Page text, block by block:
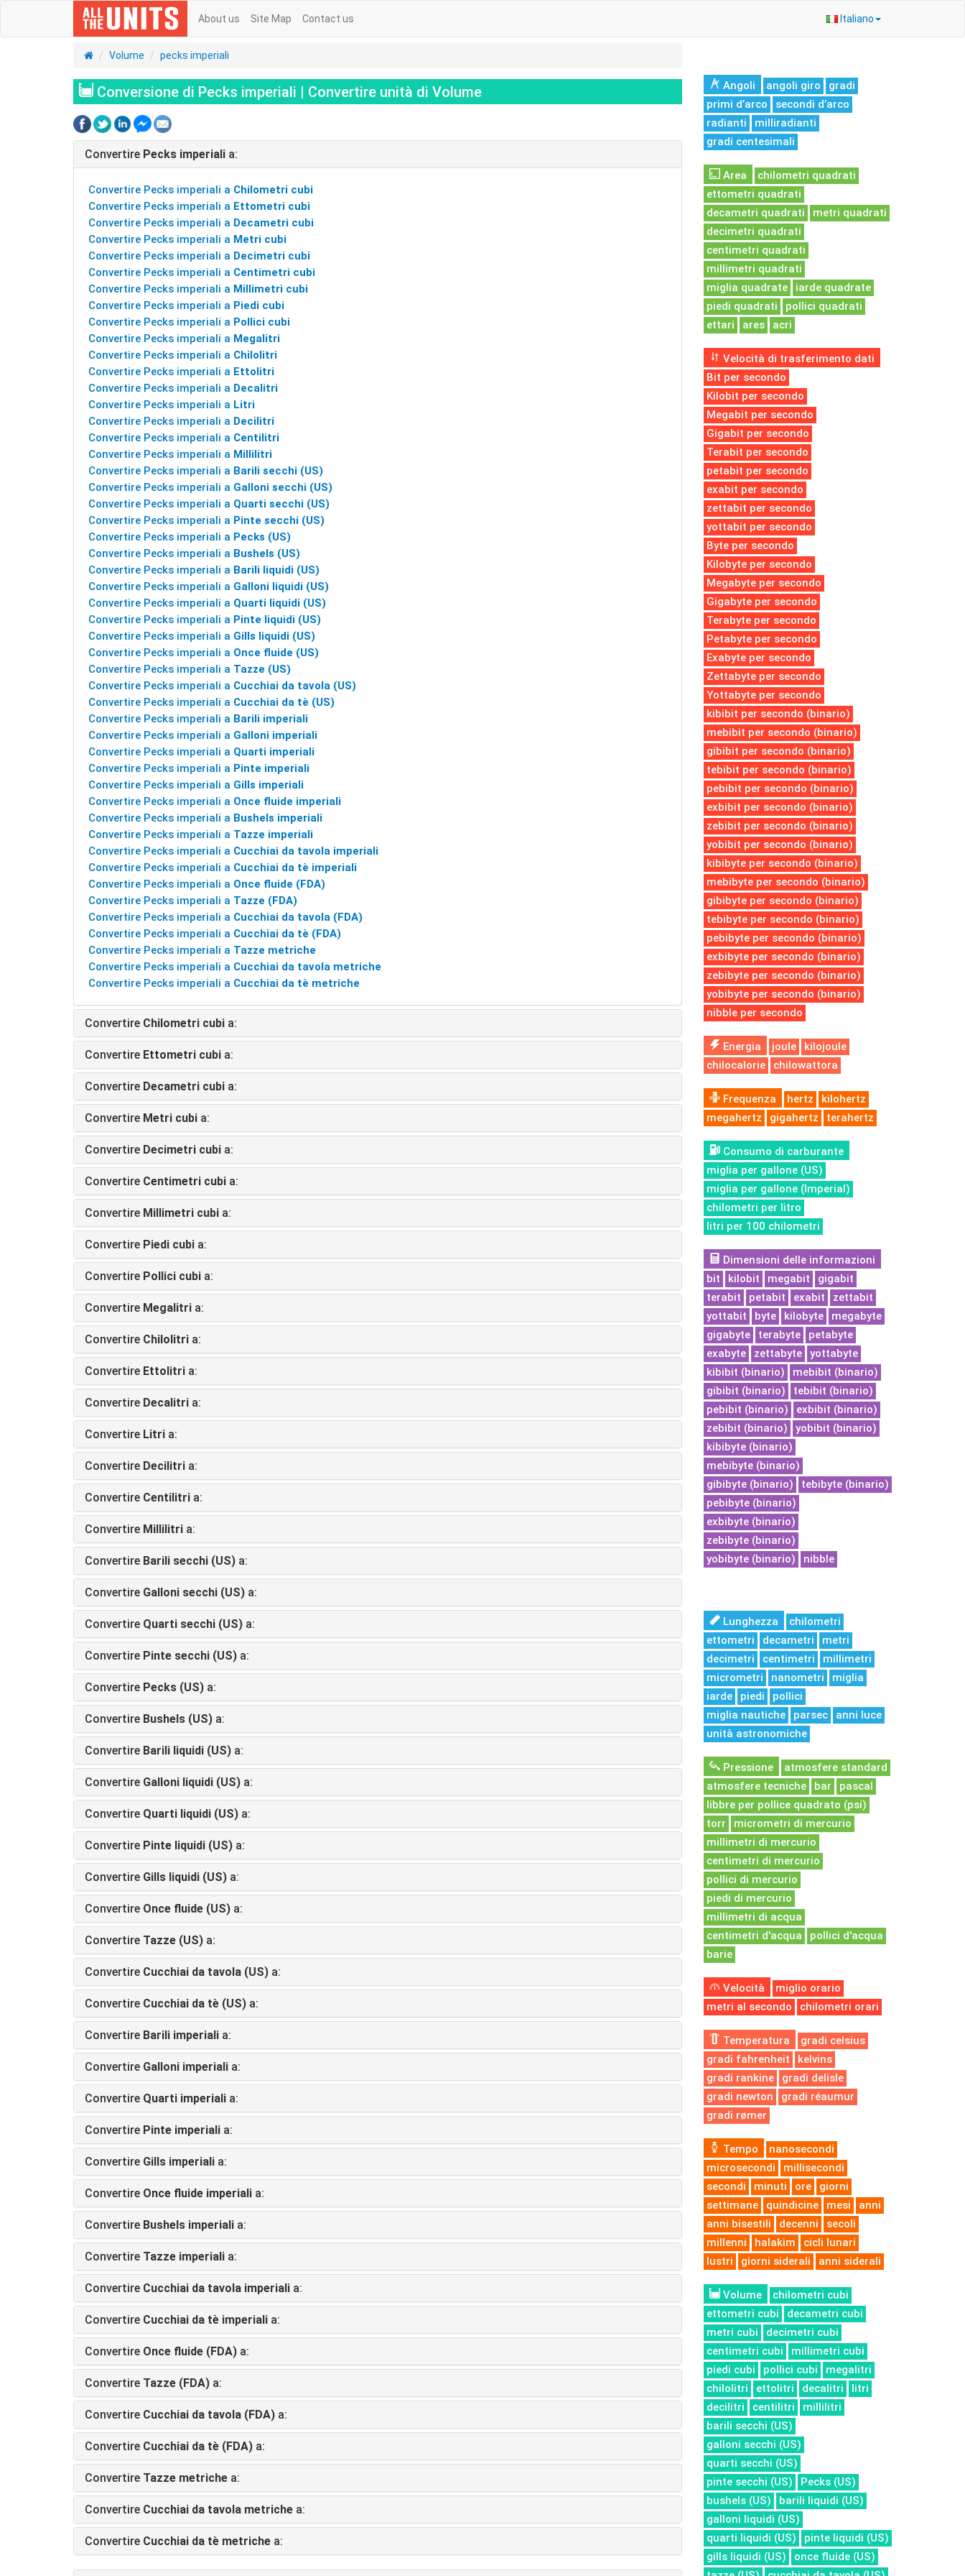
Italiano
About us Site Map Contact us
Volume pecks imperiali
Conversione di Pecks imperiali | Convertire unità di Volume
Convertire Pecks imperiali a:
Convertire Pecks imperiali a Chilometri cubi
Convertire Pecks imperiali a Ettometri cubi
Convertire Pecks imperiali a Decametri cubi
Convertire Pecks imperiali a Metri cubi
Convertire Pecks imperiali a Decimetri cubi
Convertire Pecks imperiali a Centimetri cubi
Convertire Pecks imperiali a Millimetri cubi
Convertire Pecks imperiali a Piedi cubi
Convertire Pecks imperiali a Pollici cubi
Convertire Pecks imperiali a Megalitri
Convertire Pecks imperiali a Chilolitri
Convertire Pecks imperiali a Ettolitri
Convertire Pecks imperiali a Decalitri
Convertire Pecks imperiali a Litri
Convertire Pecks imperiali a Decilitri
Convertire Pecks imperiali a Centilitri
Convertire Pecks imperiali a Millilitri
Convertire Pecks imperiali a Barili secchi (US)
Convertire Pecks imperiali a Galloni secchi (US)
Convertire Pecks imperiali a Quarti secchi (US)
Convertire Pecks imperiali a Pinte secchi (US)
Convertire Pecks imperiali a Pecks (US)
Convertire Pecks imperiali a Bushels (US)
Convertire Pecks imperiali a Barili liquidi (US)
Convertire Pecks imperiali a Galloni liquidi (US)
Convertire Pecks imperiali a Quarti liquidi (US)
Convertire Pecks imperiali a Pinte liquidi (US)
Convertire Pecks imperiali a Gills liquidi (US)
Convertire Pecks imperiali a Once fluide (US)
Convertire Pecks imperiali a Tazze (US)
Convertire Pecks imperiali a Cucchiai da tavola (US)
Convertire Pecks imperiali a Cucchiai da tè (US)
Convertire Pecks imperiali a Barili imperiali
Convertire Pecks imperiali a Galloni imperiali
Convertire Pecks imperiali a Quarti imperiali
Convertire Pecks imperiali a Pinte imperiali
Convertire Pecks imperiali a Gills imperiali
Convertire Pecks imperiali a Once fluide imperiali
Convertire Pecks imperiali a Bushels imperiali
Convertire Pecks imperiali a Tazze imperiali
Convertire Pecks imperiali a Cucchiai da tavola imperiali
Convertire Pecks imperiali a Cucchiai da tè imperiali
Convertire Pecks imperiali a Once fluide (FDA)
Convertire Pecks imperiali a Tazze (FDA)
Convertire Pecks imperiali a Cucchiai da tavola (FDA)
Convertire Pecks imperiali a Cucchiai da tè (FDA)
Convertire Pecks imperiali a Tazze metriche
Convertire Pecks imperiali a Cucchiai da tavola metriche
Convertire Pecks imperiali a Cucchiai da tè metriche
Convertire Chilometri cubi a:
Convertire Ettometri cubi a:
Convertire Decametri cubi a:
Convertire Metri cubi a:
Convertire Decimetri cubi a:
Convertire Centimetri cubi a:
Convertire Millimetri cubi a:
Convertire Piedi cubi a:
Convertire Pollici cubi a:
Convertire Megalitri a:
Convertire Chilolitri a:
Convertire Ettolitri a:
Convertire Decalitri a:
Convertire Litri a:
Convertire Decilitri a:
Convertire Centilitri a:
Convertire Millilitri a:
Convertire Barili secchi (US) a:
Convertire Galloni secchi (US) a:
Convertire Quarti secchi (US) a:
Convertire Pinte secchi (US) a:
Convertire Pecks (US) a:
Convertire Bushels (US) a:
Convertire Barili liquidi (US) a:
Convertire Galloni liquidi (US) a:
Convertire Quarti liquidi (US) a:
Convertire Pinte liquidi (US) a:
Convertire Gills liquidi (US) a:
Convertire Once fluide (US) a:
Convertire Tazze (US) a:
Convertire Cucchiai da tavola (US) a:
Convertire Cucchiai da tè (US) a:
Convertire Barili imperiali a:
Convertire Galloni imperiali a:
Convertire Quarti imperiali a:
Convertire Pinte imperiali a:
Convertire Gills imperiali a:
Convertire Once fluide imperiali a:
Convertire Bushels imperiali a:
Convertire Tazze imperiali a:
Convertire Cucchiai da tavola imperiali a:
Convertire Cucchiai da tè imperiali a:
Convertire Once fluide (FDA) a:
Convertire Tazze (FDA) a:
Convertire Cucchiai da tavola (FDA) a:
Convertire Cucchiai da tè (FDA) a:
Convertire Tazze metriche a:
Convertire Cucchiai da tavola metriche a:
Convertire Cucchiai da tè metriche a:
Angoli angoli giro
gradi
primi d’arco
secondi d’arco
radianti
milliradianti
gradi centesimali
Area
chilometri quadrati
ettometri quadrati
decametri quadrati
metri quadrati
decimetri quadrati
centimetri quadrati
millimetri quadrati
miglia quadrate
iarde quadrate
piedi quadrati
pollici quadrati
ettari
ares acri
Velocità di trasferimento dati
Bit per secondo
Kilobit per secondo
Megabit per secondo
Gigabit per secondo
Terabit per secondo
petabit per secondo
exabit per secondo
zettabit per secondo
yottabit per secondo
Byte per secondo
Kilobyte per secondo
Megabyte per secondo
Gigabyte per secondo
Terabyte per secondo
Petabyte per secondo
Exabyte per secondo
Zettabyte per secondo
Yottabyte per secondo
kibibit per secondo (binario)
mebibit per secondo (binario)
gibibit per secondo (binario)
tebibit per secondo (binario)
pebibit per secondo (binario)
exbibit per secondo (binario)
zebibit per secondo (binario)
yobibit per secondo (binario)
kibibyte per secondo (binario)
mebibyte per secondo (binario)
gibibyte per secondo (binario)
tebibyte per secondo (binario)
pebibyte per secondo (binario)
exbibyte per secondo (binario)
zebibyte per secondo (binario)
yobibyte per secondo (binario)
nibble per secondo
Energia joule
kilojoule
chilocalorie
chilowattora
Frequenza hertz
kilohertz
megahertz
gigahertz terahertz
Consumo di carburante
miglia per gallone (US)
miglia per gallone (Imperial)
chilometri per litro
litri per 100 chilometri
Dimensioni delle informazioni
bit
kilobit megabit
gigabit
terabit
petabit exabit
zettabit
yottabit
byte kilobyte
megabyte
gigabyte
terabyte
petabyte
exabyte
zettabyte
yottabyte
kibibit (binario)
mebibit (binario)
gibibit (binario)
tebibit (binario)
pebibit (binario)
exbibit (binario)
zebibit (binario)
yobibit (binario)
kibibyte (binario)
mebibyte (binario)
gibibyte (binario)
tebibyte (binario)
pebibyte (binario)
exbibyte (binario)
zebibyte (binario)
yobibyte (binario)
nibble
Lunghezza
chilometri
ettometri
decametri
metri
decimetri
centimetri
millimetri
micrometri
nanometri
miglia
iarde
piedi
pollici
miglia nautiche
parsec
anni luce
unità astronomiche
Pressione
atmosfere standard
atmosfere tecniche
bar
pascal
libbre per pollice quadrato (psi)
torr
micrometri di mercurio
millimetri di mercurio
centimetri di mercurio
pollici di mercurio
piedi di mercurio
millimetri di acqua
centimetri d'acqua
pollici d'acqua
barie
Velocità
miglio orario
metri al secondo
chilometri orari
Temperatura
gradi celsius
gradi fahrenheit
kelvins
gradi rankine
gradi delisle
gradi newton
gradi réaumur
gradi rømer
Tempo
nanosecondi
microsecondi
millisecondi
secondi
minuti ore
giorni
settimane
quindicine mesi
anni
anni bisestili
decenni
secoli
millenni
halakim
cicli lunari
lustri
giorni siderali anni siderali
Volume
chilometri cubi
ettometri cubi
decametri cubi
metri cubi
decimetri cubi
centimetri cubi
millimetri cubi
piedi cubi
pollici cubi
megalitri
chilolitri
ettolitri decalitri
litri
decilitri
centilitri
millilitri
barili secchi (US)
galloni secchi (US)
quarti secchi (US)
pinte secchi (US)
Pecks (US)
bushels (US)
barili liquidi (US)
galloni liquidi (US)
quarti liquidi (US)
pinte liquidi (US)
gills liquidi (US)
once fluide (US)